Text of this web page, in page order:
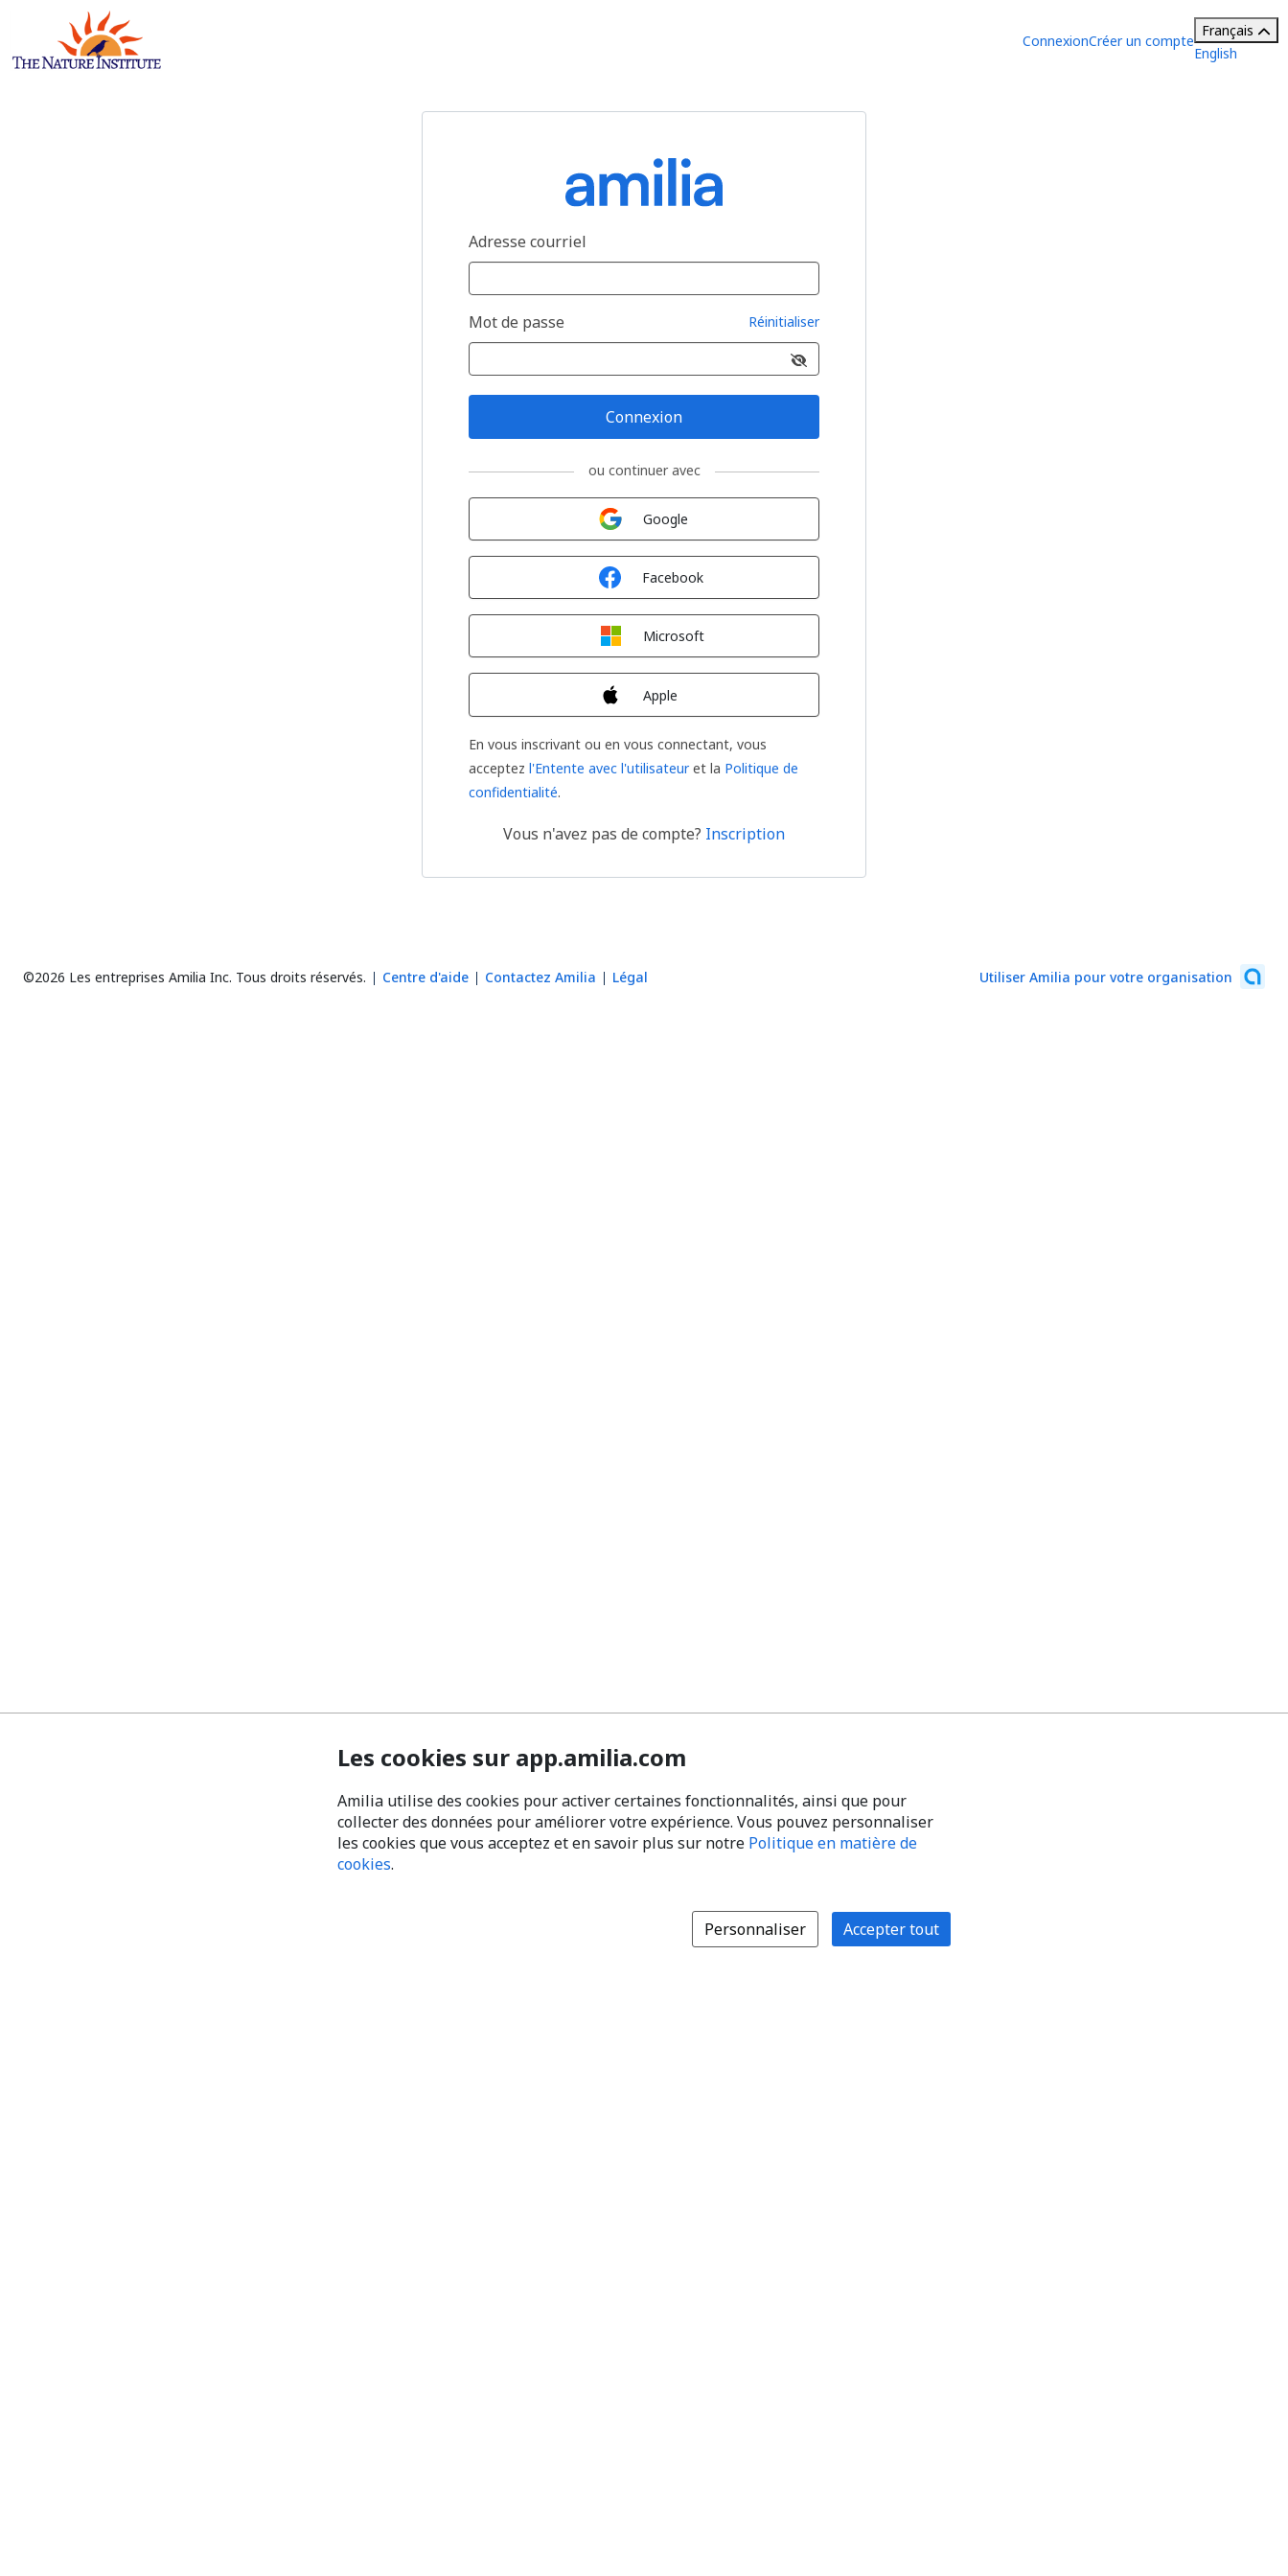
ConnexionCréer un compte
Français
English
Adresse courriel
Mot de passe Réinitialiser
Connexion
ou continuer avec
Google
Facebook
Microsoft
Apple
En vous inscrivant ou en vous connectant, vous
acceptez l'Entente avec l'utilisateuret la Politique de
confidentialité.
Vous n'avez pas de compte? Inscription
©2026 Les entreprises Amilia Inc. Tous droits réservés. Centre d'aide Contactez Amilia Légal Utiliser Amilia pour votre organisation
Les cookies sur app.amilia.com
Amilia utilise des cookies pour activer certaines fonctionnalités, ainsi que pour
collecter des données pour améliorer votre expérience. Vous pouvez personnaliser
les cookies que vous acceptez et en savoir plus sur notre Politique en matière de
cookies.
Personnaliser Accepter tout